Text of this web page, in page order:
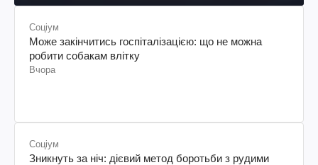
Соціум
Може закінчитись госпіталізацією: що не можна
робити собакам влітку
Вчора
Соціум
Зникнуть за ніч: дієвий метод боротьби з рудими